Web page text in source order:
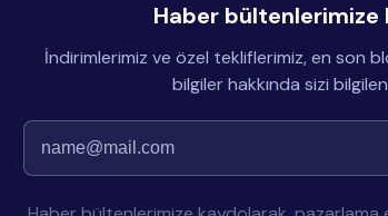
Haber bültenlerimize
İndirimlerimiz ve özel tekliflerimiz, en son
bilgiler hakkında sizi